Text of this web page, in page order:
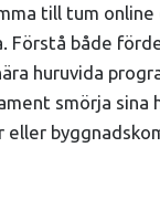
till tum online
både
huruvida
smörja sina